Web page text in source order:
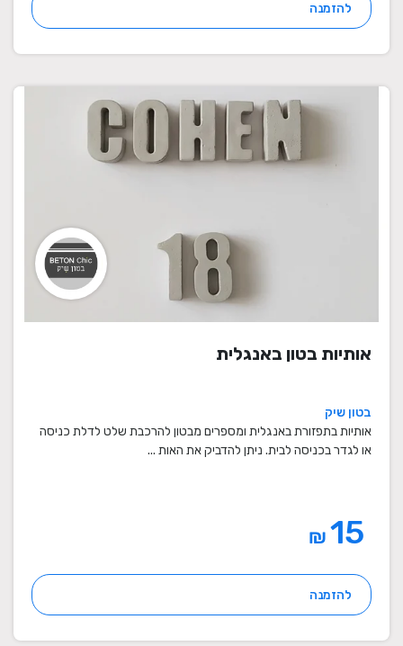
להזמנה
אותיות בטון באנגלית
בטון שיק
אותיות בתפזורת באנגלית ומספרים מבטון להרכבת שלט לדלת כניסה
או לגדר בכניסה לבית. ניתן להדביק את האות ...
₪
להזמנה